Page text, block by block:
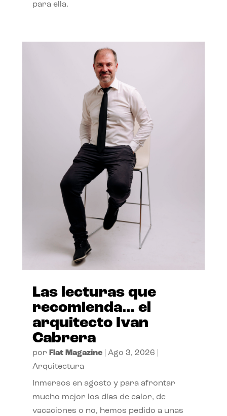
para ella.
Las lecturas que
recomienda… el
arquitecto Ivan
Cabrera
por Flat Magazine| Ago 3, 2026
Arquitectura
Inmersos en agosto y para afrontar
mucho mejor los días de calor, de
vacaciones o no, hemos pedido a unas